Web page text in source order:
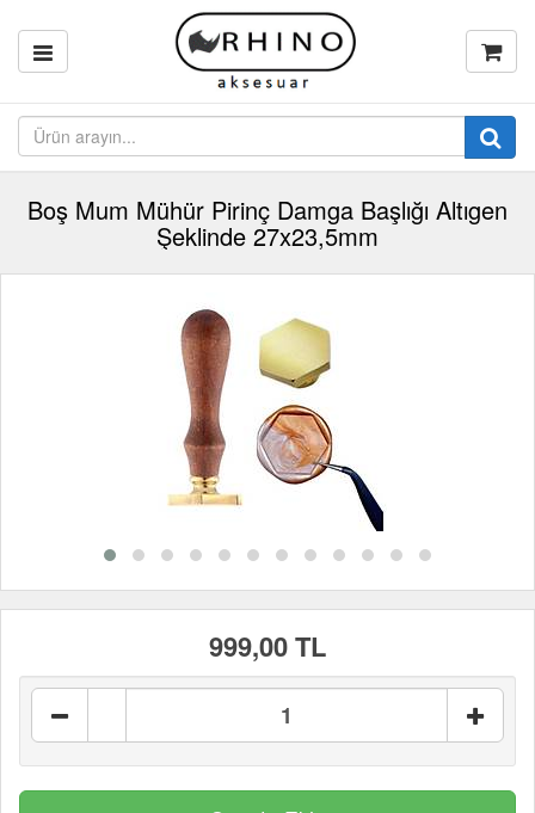
Boş Mum Mühür Pirinç Damga Başlığı Altıgen
Şeklinde 27x23,5mm
999,00 TL